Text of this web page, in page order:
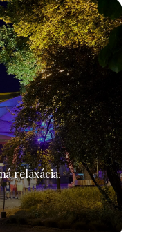
relaxácia.